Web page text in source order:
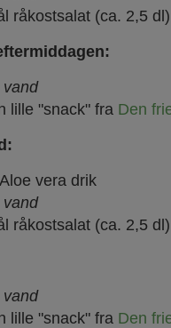
FAQ om
råkostsalat (ca. 2,5
vand
lille "snack" fra Den
vera drik
vand
råkostsalat (ca. 2,5
vand
lille "snack" fra Den